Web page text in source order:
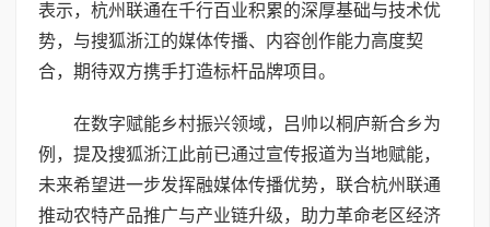
表示，杭州联通在千行百业积累的深厚基础与技术优
势，与搜狐浙江的媒体传播、内容创作能力高度契
合，期待双方携手打造标杆品牌项目。
在数字赋能乡村振兴领域，吕帅以桐庐新合乡为
例，提及搜狐浙江此前已通过宣传报道为当地赋能，
未来希望进一步发挥融媒体传播优势，联合杭州联通
推动农特产品推广与产业链升级，助力革命老区经济